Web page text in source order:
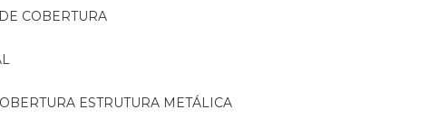
COBERTURA
COBERTURA ESTRUTURA METÁLICA